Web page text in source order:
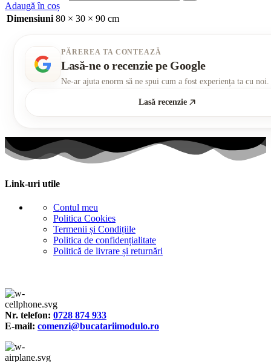
Adaugă în coș
Dimensiuni 80 × 30 × 90 cm
PĂREREA TA CONTEAZĂ
Lasă-ne o recenzie pe Google
Ne-ar ajuta enorm să ne spui cum a fost experiența ta cu noi.
Lasă recenzie
Link-uri utile
Contul meu
Politica Cookies
Termenii și Condițiile
Politica de confidențialitate
Politică de livrare și returnări
Nr. telefon: 0728 874 933
E-mail: comenzi@bucatariimodulo.ro